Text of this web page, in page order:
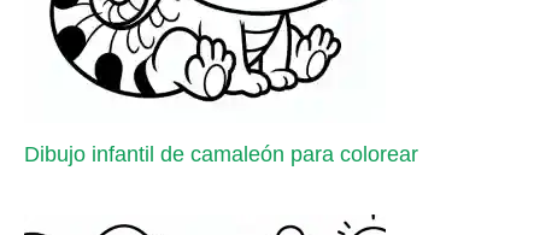
Dibujo infantil de camaleón para colorear